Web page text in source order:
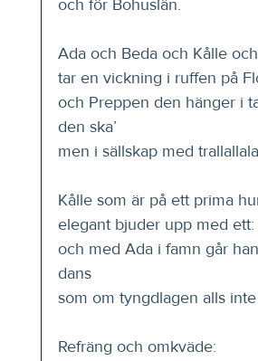
och för Bohuslän.
Ada och Beda och Kålle och
tar en vickning i ruffen på
och Preppen den hänger i
den ska’
men i sällskap med trallallala
Kålle som är på ett prima
elegant bjuder upp med ett:
och med Ada i famn går
dans
som om tyngdlagen alls
Refräng och omkväde: